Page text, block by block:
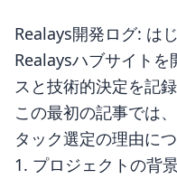
Realays開発ログ: は
Realaysハブサイト
スと技術的決定を記
この最初の記事では
タック選定の理由に
1. プロジェクトの背